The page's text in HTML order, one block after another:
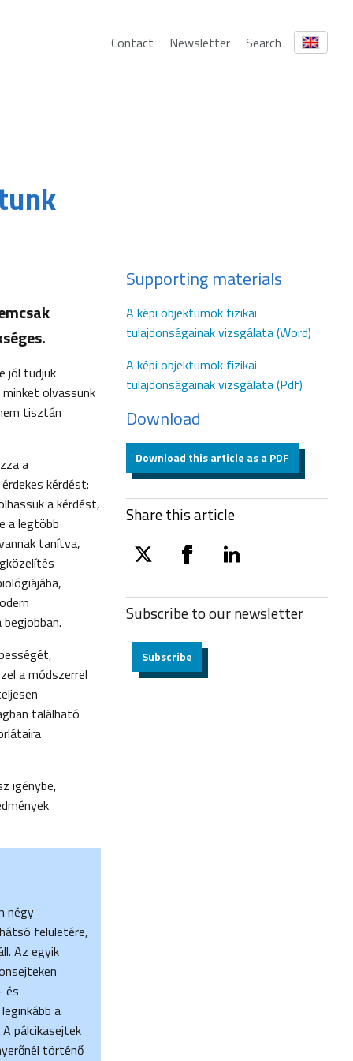
Contact Newsletter Search
jól tudjuk
olvassunk
tisztán
a
kérdést:
a kérdést,
a legtöbb
tanítva,
a módszerrel
található
igénybe,
négy
felületére,
Az egyik
és
a
pálcikasejtek
történő
Supporting materials
A képi objektumok fizikai
tulajdonságainak vizsgálata (Word)
A képi objektumok fizikai
tulajdonságainak vizsgálata (Pdf)
Download
Download this article as a PDF
Share this article
twitter facebooklinkedin
Subscribe to ournewsletter
Subscribe